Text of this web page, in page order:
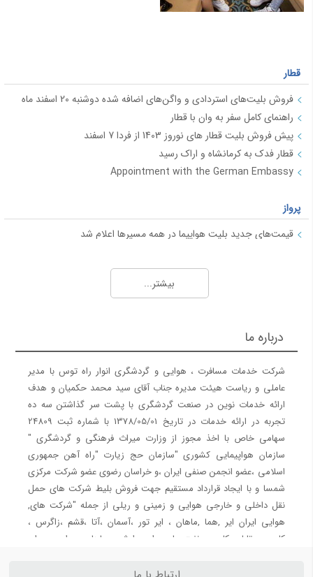
قطار
فروش بلیت‌های استردادی و واگن‌های اضافه شده دوشنبه 20 اسفند ماه
راهنمای کامل سفر به وان با قطار
پیش فروش بلیت قطار های نوروز 1403 از فردا 7 اسفند
قطار فدک به کرمانشاه و اراک رسید
Appointment with the German Embassy
پرواز
قیمت‌های جدید بلیت هواپیما در همه مسیرها اعلام شد
راهنمای سفارت آلمان
راهنمای وقت سفارت ایتالیا
راهنمای وقت سفارت اتریش
راهنمای وقت سفارت فرانسه
شرکت هواپیمایی پویا
شرکت هواپیمایی آوا
شرکت هواپیمایی آتا
شرکت هواپیمایی معراج
شرکت هواپیمایی قشم
شرکت هواپیمایی کیش ایر
شرکت های هواپیمایی 2
شرکت هواپیمایی وارش
شرکت هواپیمایی سپهران
شرکت هواپیمایی تابان
شرکت های هواپیمایی 3
هواپیمایی ایران ایرتور
بیشتر...
درباره ما
شرکت خدمات مسافرت ، هوایی و گردشگری انوار راه توس با مدیر
عاملی و ریاست هیئت مدیره جناب آقای سید محمد حکمیان و هدف
ارائه خدمات نوین در صنعت گردشگری با پشت سر گذاشتن سه ده
تجربه در ارائه خدمات در تاریخ 1378/05/01 با شماره ثبت 24809
سهامی خاص با اخذ مجوز از وزارت میراث فرهنگی و گردشگری "
سازمان هواپیمایی کشوری "سازمان حج زیارت "راه آهن جمهوری
اسلامی ،عضو انجمن صنفی ایران ،و خراسان رضوی عضو شرکت مرکزی
شمسا و با ایجاد قرارداد مستقیم جهت فروش بلیط شرکت های حمل
نقل داخلی و خارجی هوایی و زمینی و ریلی از جمله "شرکت های,
هوایی ایران ایر ,هما ,ماهان ، ایر تور ،آسمان ،آتا ،قشم ،زاگرس ،
کاسپین، تابان، کارون ، نفت، پارس ایر ،وارش ، ساها ،سپهران ، معراج
آفرین , فدک , مسافری و باری جوپار ، نور الرضا ریل ترابر سبا ، پنج